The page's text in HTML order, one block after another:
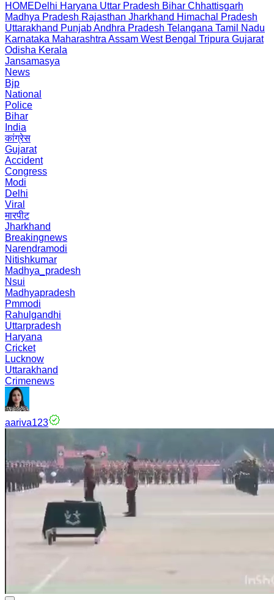
HOMEDelhi Haryana Uttar Pradesh Bihar Chhattisgarh
Madhya Pradesh Rajasthan Jharkhand Himachal Pradesh
Uttarakhand PunjabAndhra Pradesh Telangana Tamil Nadu
Karnataka Maharashtra Assam West Bengal Tripura Gujarat
Odisha Kerala
Jansamasya
News
Bjp
National
Police
Bihar
India
कांग्रेस
Gujarat
Accident
Congress
Modi
Delhi
Viral
मारपीट
Jharkhand
Breakingnews
Narendramodi
Nitishkumar
Madhya_pradesh
Nsui
Madhyapradesh
Pmmodi
Rahulgandhi
Uttarpradesh
Haryana
Cricket
Lucknow
Uttarakhand
Crimenews
aariva123